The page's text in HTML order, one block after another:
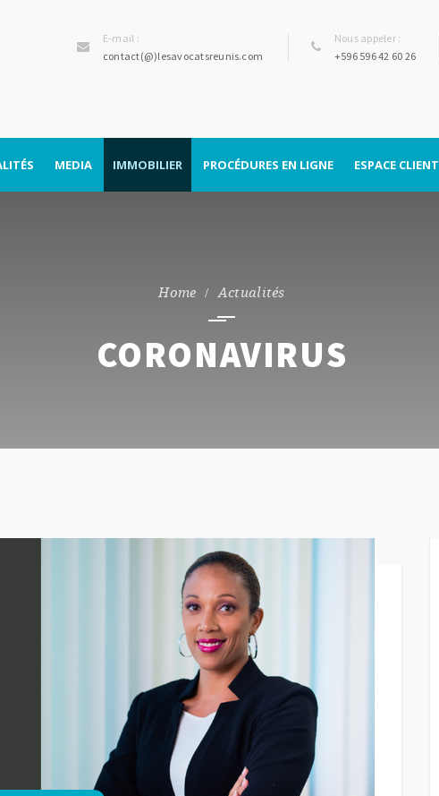
E-mail :
contact(@)lesavocatsreunis.com
Nous appeler :
+596 596 42 60 26
MEDIA IMMOBILIER PROCÉDURES EN LIGNE ESPACE CLIENT
Actualités
CORONAVIRUS